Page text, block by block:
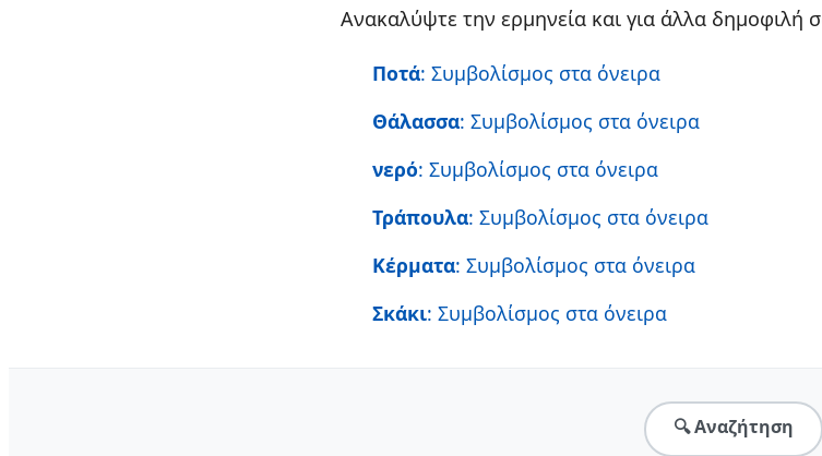
Ανακαλύψτε την ερμηνεία και για άλλα δημοφιλή
Ποτά: Συμβολίσμος στα όνειρα
Θάλασσα: Συμβολίσμος στα όνειρα
νερό: Συμβολίσμος στα όνειρα
Τράπουλα: Συμβολίσμος στα όνειρα
Κέρματα: Συμβολίσμος στα όνειρα
Σκάκι: Συμβολίσμος στα όνειρα
🔍 Αναζήτηση